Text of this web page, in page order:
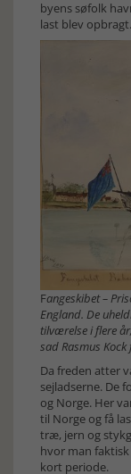
byens søfolk
last blev opbragt.
Fangeskibet –
England. De
tilværelse i flere
sad Rasmus
Da freden atter
sejladserne. De
og Norge. Her
til Norge og få
træ, jern og
hvor man
kort periode.